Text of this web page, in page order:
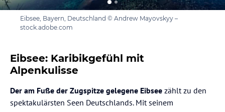
Eibsee, Bayern, Deutschland © Andrew Mayovskyy –
stock.adobe.com
Eibsee: Karibikgefühl mit
Alpenkulisse
Der am Fuße der Zugspitze gelegene Eibsee zählt zu den
spektakulärsten Seen Deutschlands. Mit seinem